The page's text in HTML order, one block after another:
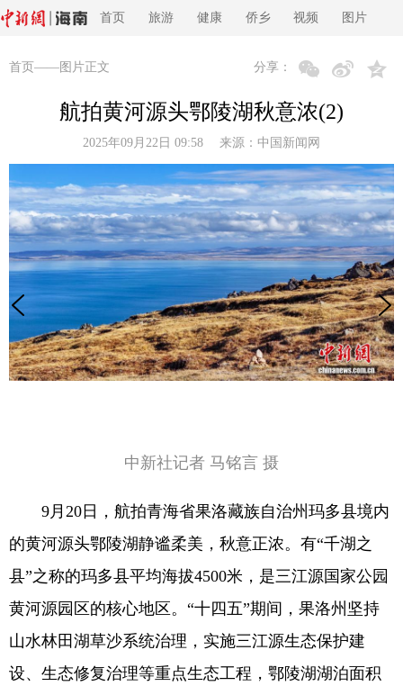
首页 旅游 健康 侨乡 视频 图片
首页 ——图片正文 分享：
航拍黄河源头鄂陵湖秋意浓(2)
2025年09月22日 09:58 来源： 中国新闻网
中新社记者 马铭言 摄
9月20日，航拍青海省果洛藏族自治州玛多县境内
的黄河源头鄂陵湖静谧柔美，秋意正浓。有“千湖之
县”之称的玛多县平均海拔4500米，是三江源国家公园
黄河源园区的核心地区。“十四五”期间，果洛州坚持
山水林田湖草沙系统治理，实施三江源生态保护建
设、生态修复治理等重点生态工程，鄂陵湖湖泊面积